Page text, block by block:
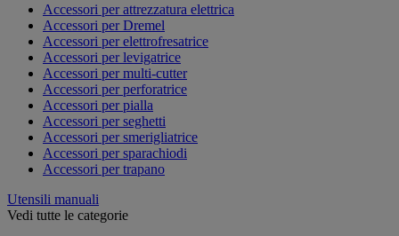
Accessori per attrezzatura elettrica
Accessori per Dremel
Accessori per elettrofresatrice
Accessori per levigatrice
Accessori per multi-cutter
Accessori per perforatrice
Accessori per pialla
Accessori per seghetti
Accessori per smerigliatrice
Accessori per sparachiodi
Accessori per trapano
Utensili manuali
Vedi tutte le categorie